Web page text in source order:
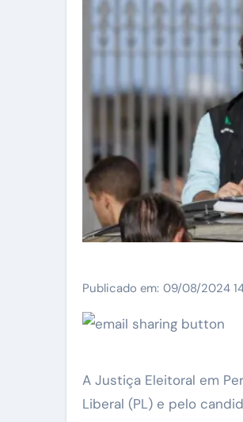
Publicado em: 09/08/2024
A Justiça Eleitoral em
Liberal (PL) e pelo